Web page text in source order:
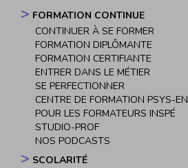
FORMATION CONTINUE
CONTINUER À SE FORMER
FORMATION DIPLÔMANTE
FORMATION CERTIFIANTE
ENTRER DANS LE MÉTIER
SE PERFECTIONNER
CENTRE DE FORMATION PSYS-EN
POUR LES FORMATEURS INSPÉ
STUDIO-PROF
NOS PODCASTS
SCOLARITÉ